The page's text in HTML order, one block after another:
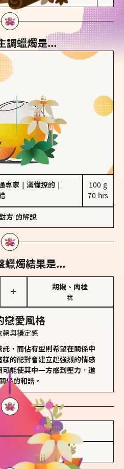
調蠟燭是...
專家 滿懂撩的
100 g
70 hrs
方 的解說
蠟燭結果是...
＋
胡椒、肉桂
我
戀愛風格
賴與穩定感
，而佔有型則希望在關係中
的配對會建立起強烈的情感
能使其中一方感到壓力，進
係的和諧。
的結果圖
查看香氛類型全解析 >>>